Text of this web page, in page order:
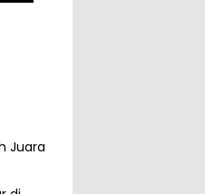
Juara